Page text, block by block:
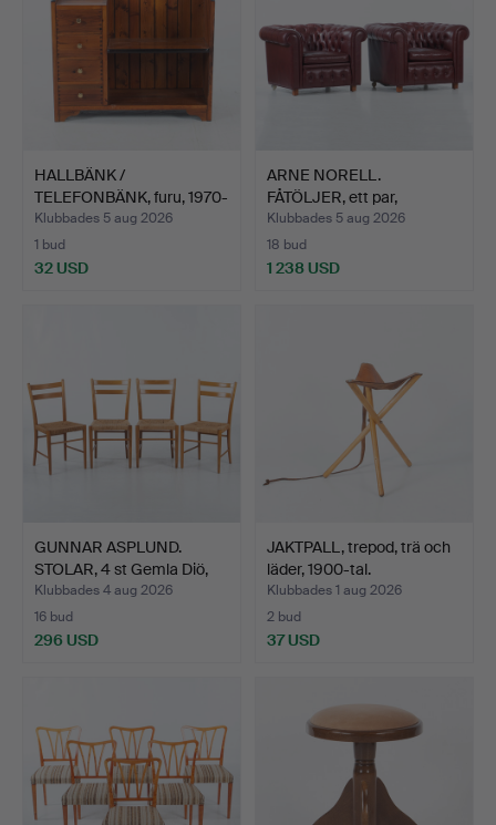
HALLBÄNK /
TELEFONBÄNK, furu, 1970-
tal.
Klubbades 5 aug 2026
1 bud
32 USD
ARNE NORELL.
FÅTÖLJER, ett par,
Chesterfie…
Klubbades 5 aug 2026
18 bud
1 238 USD
GUNNAR ASPLUND.
STOLAR, 4 st Gemla Diö,
fl…
Klubbades 4 aug 2026
16 bud
296 USD
JAKTPALL, trepod, trä och
läder, 1900-tal.
Klubbades 1 aug 2026
2 bud
37 USD